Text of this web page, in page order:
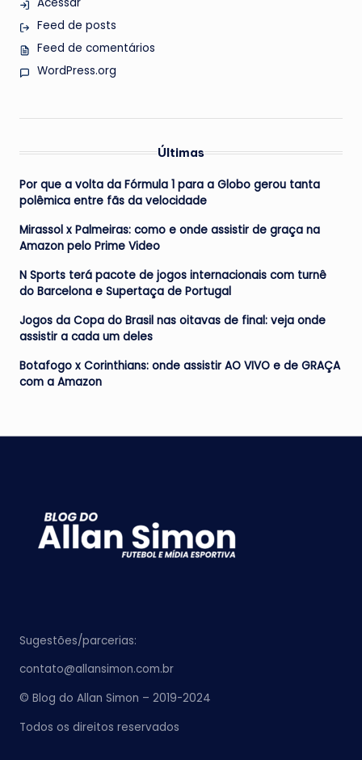
Feed de posts
Feed de comentários
WordPress.org
Últimas
Por que a volta da Fórmula 1 para a Globo gerou tanta
polêmica entre fãs da velocidade
Mirassol x Palmeiras: como e onde assistir de graça na
Amazon pelo Prime Video
N Sports terá pacote de jogos internacionais com turnê
do Barcelona e Supertaça de Portugal
Jogos da Copa do Brasil nas oitavas de final: veja onde
assistir a cada um deles
Botafogo x Corinthians: onde assistir AO VIVO e de GRAÇA
com a Amazon
Sugestões/parcerias:
contato@allansimon.com.br
© Blog do Allan Simon – 2019-2024
Todos os direitos reservados